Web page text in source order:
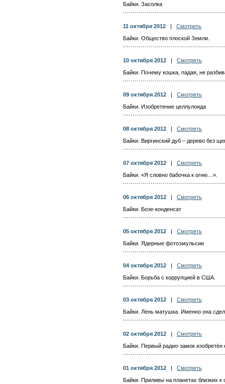
Байки. Засолка
11 октября 2012
Смотреть
Байки. Общество плоской Земли.
10 октября 2012
Смотреть
Байки. Почему кошка, падая, не
09 октября 2012
Смотреть
Байки. Изобретение целлулоида
08 октября 2012
Смотреть
Байки. Виргинский дуб – дерево без
07 октября 2012
Смотреть
Байки. «Я словно бабочка к огню…».
06 октября 2012
Смотреть
Байки. Бозе-конденсат
05 октября 2012
Смотреть
Байки. Ядерные фотоэмульсии
04 октября 2012
Смотреть
Байки. Борьба с коррупцией в США.
03 октября 2012
Смотреть
Байки. Лень матушка. Именно она
02 октября 2012
Смотреть
Байки. Первый радио-замок
01 октября 2012
Смотреть
Байки. Приливы на планетах близких к